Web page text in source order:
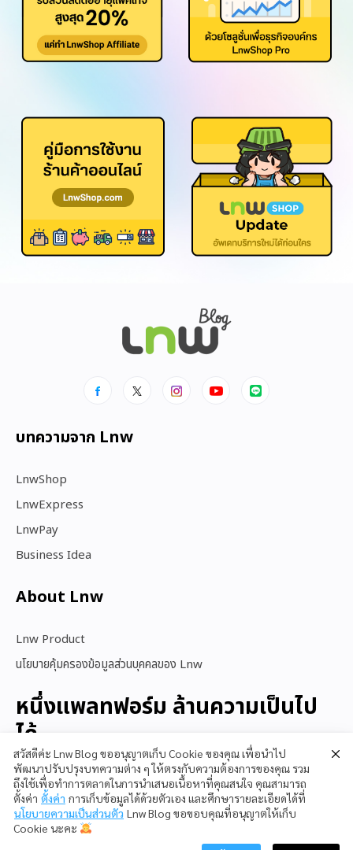
บทความจาก Lnw
LnwShop
LnwExpress
LnwPay
Business Idea
About Lnw​
Lnw Product
นโยบายคุ้มครองข้อมูลส่วนบุคคลของ Lnw
หนึ่งแพลทฟอร์ม ล้านความเป็นไป
ได้
สนใจใช้ LnwShop
สวัสดีค่ะ Lnw Blog ขออนุญาตเก็บ Cookie ของคุณ เพื่อนำไป
พัฒนาปรับปรุงบทความต่าง ๆ ให้ตรงกับความต้องการของคุณ รวม
ถึงใช้เพื่อทำการตลาดในการนำเสนอเนื้อหาที่คุณสนใจ คุณสามารถ
ตั้งค่า ตั้งค่า การเก็บข้อมูลได้ด้วยตัวเอง และศึกษารายละเอียดได้ที่
นโยบายความเป็นส่วนตัว Lnw Blog ขอขอบคุณที่อนุญาตให้เก็บ
Cookie นะคะ